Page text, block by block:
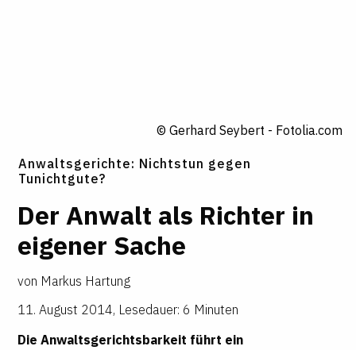
© Gerhard Seybert - Fotolia.com
Anwaltsgerichte: Nichtstun gegen
Tunichtgute?
Der Anwalt als Richter in
eigener Sache
von Markus Hartung
11. August 2014, Lesedauer: 6 Minuten
Die Anwaltsgerichtsbarkeit führt ein